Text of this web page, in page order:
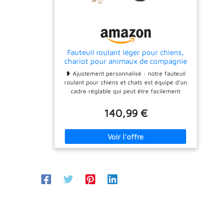
Fauteuil roulant léger pour chiens,
chariot pour animaux de compagnie
réglable pour pattes arrière, chariot
d'aide à la mobilité du chien avec
roues pour chiots blessés de 9 à 14
kg (M/L)
❥ Ajustement personnalisé : notre fauteuil
roulant pour chiens et chats est équipé d'un
cadre réglable qui peut être facilement
longueur et à la largeur des animaux de
compagnie de petite et moyenne
Confortable et respirant : notre design de
gilet tout-en-un est facile à mettre et à
Installation sans problème : installer notre
140,99 €